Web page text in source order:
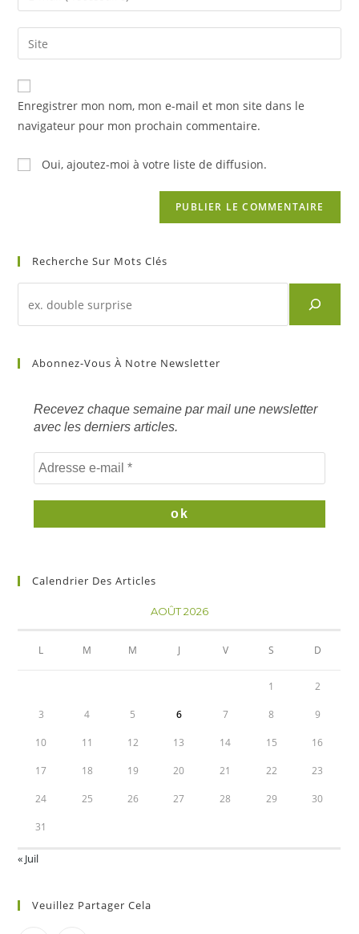
comment
your
email
address
comment
Saisir
l’URL
de
votre
(facultatif)
Enregistrer mon nom, mon e-mail et mon site dans le
navigateur pour mon prochain commentaire.
Oui, ajoutez-moi à votre liste de diffusion.
Recherche Sur Mots Clés
d'un
mots
Abonnez-Vous À Notre Newsletter
Recevez chaque semaine par mail une newsletter
avec les derniers articles.
Calendrier Des Articles
AOÛT 2026
L M M J V S D
1 2
3 4 5 6 7 8 9
10 11 12 13 14 15 16
17 18 19 20 21 22 23
24 25 26 27 28 29 30
31
« Juil
Veuillez Partager Cela